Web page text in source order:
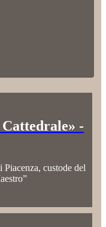
-
Piacenza, custode del